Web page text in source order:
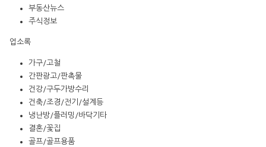
부동산뉴스
주식정보
업소록
가구/고철
간판광고/판촉물
건강/구두가방수리
건축/조경/전기/설계등
냉난방/플러밍/바닥기타
결혼/꽃집
골프/골프용품